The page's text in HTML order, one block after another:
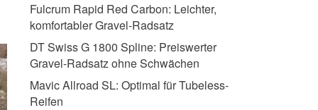
Fulcrum Rapid Red Carbon: Leichter,
komfortabler Gravel-Radsatz
DT Swiss G 1800 Spline: Preiswerter
Gravel-Radsatz ohne Schwächen
Mavic Allroad SL: Optimal für Tubeless-
Reifen